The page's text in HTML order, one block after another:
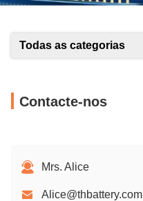
Todas as categorias
Contacte-nos
Mrs. Alice
Alice@thbattery.com